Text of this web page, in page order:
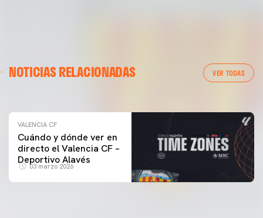
NOTICIAS RELACIONADAS VER TODAS
ENTRENAMIENTO DEL VALENCIA CF 04/03/26
VALENCIA CF
Cuándo y dónde ver en
directo el Valencia CF –
Deportivo Alavés
03 marzo 2026